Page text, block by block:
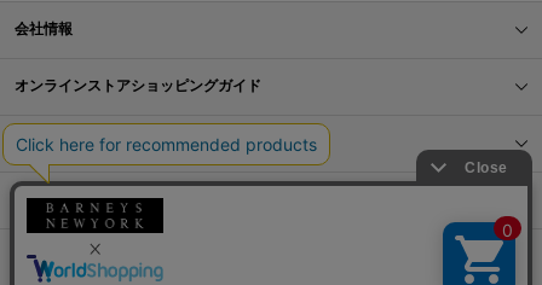
会社情報
オンラインストアショッピングガイド
店舗情報
サービス